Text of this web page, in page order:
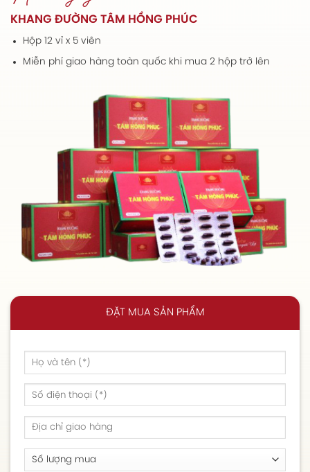
KHANG ĐƯỜNG TÂM HỒNG PHÚC
Hộp 12 vỉ x 5 viên
Miễn phí giao hàng toàn quốc khi mua 2 hộp trở lên
ĐẶT MUA SẢN PHẨM